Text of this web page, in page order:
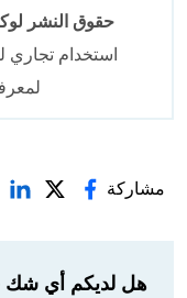
حقوق النشر لوكالة
استخدام تجاري
مشاركة
هل لديكم أي شك